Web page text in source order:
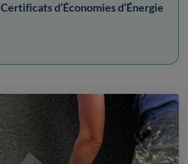
Certificats d’Économies d’Énergie